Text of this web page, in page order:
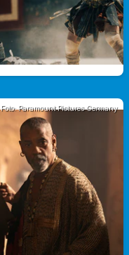
Foto: Paramount Pictures Germany